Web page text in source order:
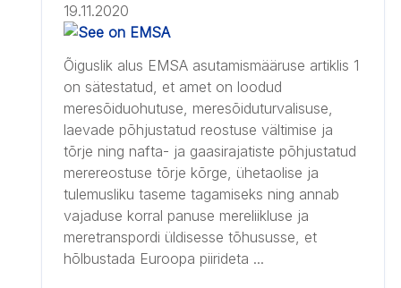
19.11.2020
Õiguslik alus EMSA asutamismääruse artiklis 1
on sätestatud, et amet on loodud
meresõiduohutuse, meresõiduturvalisuse,
laevade põhjustatud reostuse vältimise ja
tõrje ning nafta- ja gaasirajatiste põhjustatud
merereostuse tõrje kõrge, ühetaolise ja
tulemusliku taseme tagamiseks ning annab
vajaduse korral panuse mereliikluse ja
meretranspordi üldisesse tõhususse, et
hõlbustada Euroopa piirideta ...